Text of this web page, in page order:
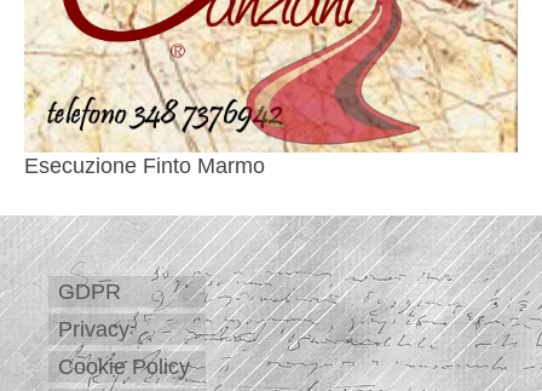
Esecuzione Finto Marmo
GDPR
Privacy
Cookie Policy